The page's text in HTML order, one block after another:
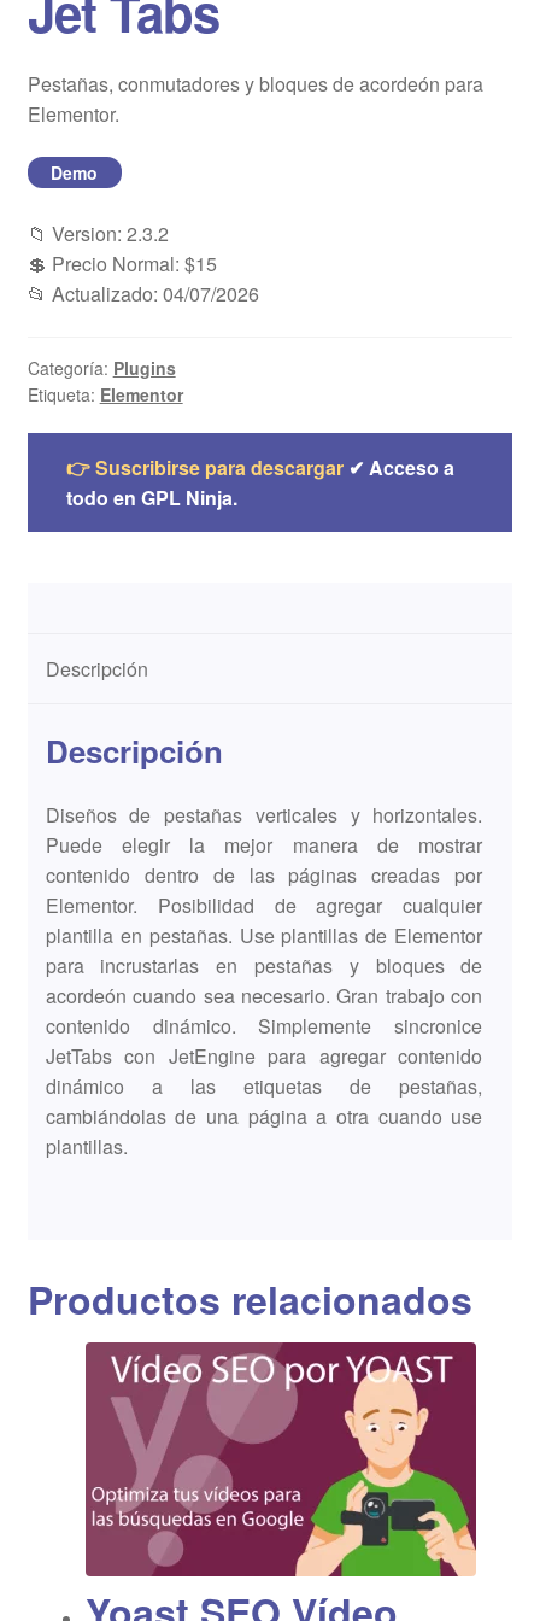
Blog
Mi cuenta
Pestañas, conmutadores y bloques de acordeón para
Elementor.
Demo
📁 Version: 2.3.2
💲 Precio Normal: $15
📂 Actualizado: 04/07/2026
Categoría: Plugins
Etiqueta: Elementor
👉 Suscribirse para descargar✔ Acceso a
todo en GPL Ninja.
Descripción
Descripción
Diseños de pestañas verticales y horizontales.
Puede elegir la mejor manera de mostrar
contenido dentro de las páginas creadas por
Elementor. Posibilidad de agregar cualquier
plantilla en pestañas. Use plantillas de Elementor
para incrustarlas en pestañas y bloques de
acordeón cuando sea necesario. Gran trabajo con
contenido dinámico. Simplemente sincronice
JetTabs con JetEngine para agregar contenido
dinámico a las etiquetas de pestañas,
cambiándolas de una página a otra cuando use
plantillas.
Productos relacionados